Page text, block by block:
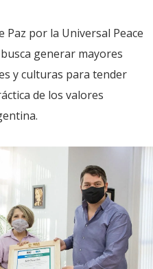
por la Universal Peace
generar mayores
y culturas para tender
de los valores